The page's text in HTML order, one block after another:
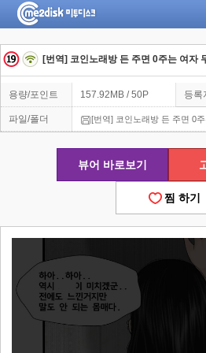
용량/포인트 157.92MB / 50P 등록
파일/폴더 [번역] 코인노래방 든 주면 0
뷰어 바로보기
찜 하기